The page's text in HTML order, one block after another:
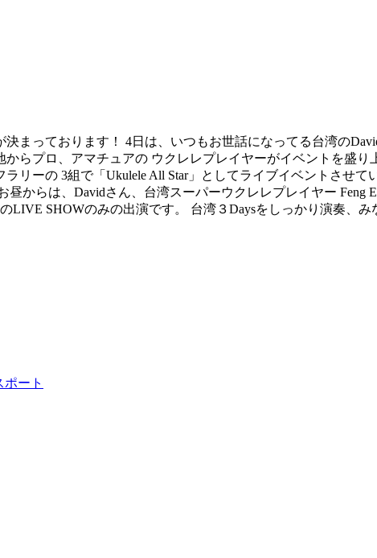
まっております！ 4日は、いつもお世話になってる台湾の
らプロ、アマチュアの ウクレレプレイヤーがイベントを盛
リーの 3組で「Ukulele All Star」としてライブイベントさせ
昼からは、Davidさん、台湾スーパーウクレレプレイヤー
LIVE SHOWのみの出演です。 台湾３Daysをしっかり演奏、
ート